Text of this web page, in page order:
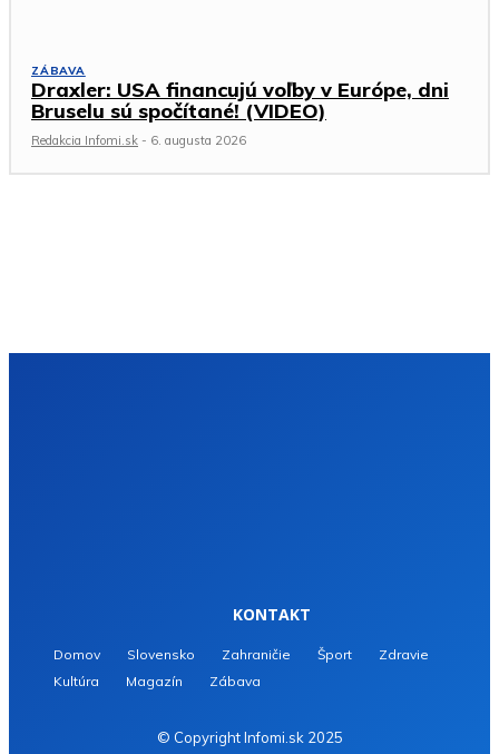
ZÁBAVA
Draxler: USA financujú voľby v Európe, dni
Bruselu sú spočítané! (VIDEO)
Redakcia Infomi.sk - 6. augusta 2026
KONTAKT
Domov Slovensko Zahraničie Šport
Zdravie
Kultúra
Magazín Zábava
© Copyright Infomi.sk 2025